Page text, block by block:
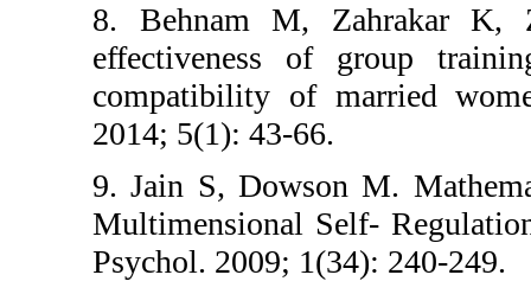
8. Behnam M,
effectiveness of
compatibility of
2014; 5(1): 43-66.
9. Jain S,
Multimensional
Psychol. 2009;